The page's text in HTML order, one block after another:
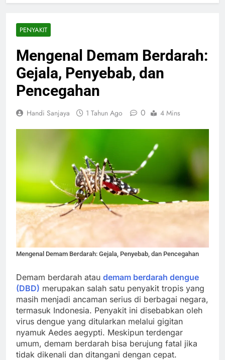
PENYAKIT
Mengenal Demam Berdarah:
Gejala, Penyebab, dan
Pencegahan
Handi Sanjaya 1 Tahun Ago 0 4 Mins
Mengenal Demam Berdarah: Gejala, Penyebab, dan Pencegahan
Demam berdarah atau demam berdarah dengue
(DBD) merupakan salah satu penyakit tropis yang
masih menjadi ancaman serius di berbagai negara,
termasuk Indonesia. Penyakit ini disebabkan oleh
virus dengue yang ditularkan melalui gigitan
nyamuk Aedes aegypti. Meskipun terdengar
umum, demam berdarah bisa berujung fatal jika
tidak dikenali dan ditangani dengan cepat.